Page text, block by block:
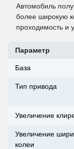
Автомобиль
более широкую
проходимость и
Параметр
База
Тип привода
Увеличение
Увеличение
колеи